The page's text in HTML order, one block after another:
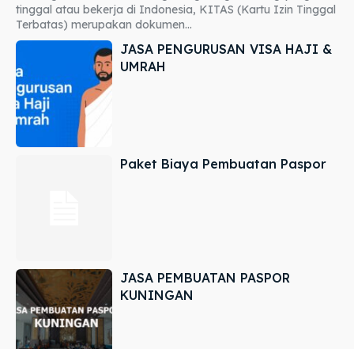
tinggal atau bekerja di Indonesia, KITAS (Kartu Izin Tinggal
Terbatas) merupakan dokumen...
JASA PENGURUSAN VISA HAJI &
UMRAH
Paket Biaya Pembuatan Paspor
JASA PEMBUATAN PASPOR
KUNINGAN